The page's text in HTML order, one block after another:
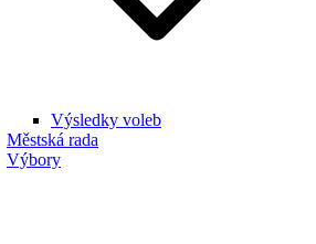
Výsledky voleb
Městská rada
Výbory